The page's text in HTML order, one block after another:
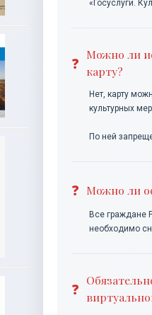
«Госуслуги.
Можно ли
карту?
Нет, карту
культурных
По ней
Можно ли
Все граждане
необходимо